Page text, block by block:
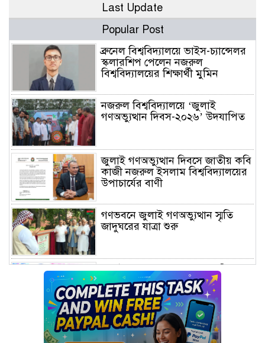
Last Update
Popular Post
ব্রুনেল বিশ্ববিদ্যালয়ে ভাইস-চ্যান্সেলর
স্কলারশিপ পেলেন নজরুল
বিশ্ববিদ্যালয়ের শিক্ষার্থী মুমিন
নজরুল বিশ্ববিদ্যালয়ে ‘জুলাই
গণঅভ্যুত্থান দিবস-২০২৬’ উদযাপিত
জুলাই গণঅভ্যুত্থান দিবসে জাতীয় কবি
কাজী নজরুল ইসলাম বিশ্ববিদ্যালয়ের
উপাচার্যের বাণী
গণভবনে জুলাই গণঅভ্যুত্থান স্মৃতি
জাদুঘরের যাত্রা শুরু
জুলাই আন্দোলন জনগণের, কৃতিত্ব
কোনো একক দলের নয়: প্রধানমন্ত্রী
মালয়েশিয়ায় সহকর্মীদের সংঘর্ষে ৩
বাংলাদেশি নিহত, গ্রেপ্তার ১